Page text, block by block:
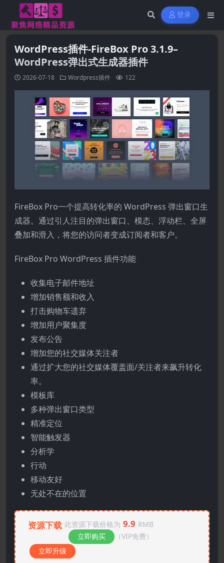
登录
WordPress插件-FireBox Pro 3.1.9–
WordPress弹出式生成器插件
2026-07-18 Wordpress插件 122
FireBox Pro一个提高转化率的 WordPress 弹出窗口生
成器。通过引人注目的弹出窗口、模态、浮动栏、全屏
叠加和滑入，将您的访问者变成订阅者和客户。
FireBox Pro WordPress 插件功能
收集电子邮件地址
增加销售额和收入
打击购物车遗弃
增加用户聚集度
发布公告
增加您的社交媒体关注者
通过扩大您的社交媒体覆盖面/关注者来飙升转化
率。
模板库
多种弹出窗口类型
精准定位
智能触发器
分析学
行动
移动友好
无处不在的位置
资源下载 此资源下载价格为 9.9 RMB
立即购买
（VIP免费）
立即升级